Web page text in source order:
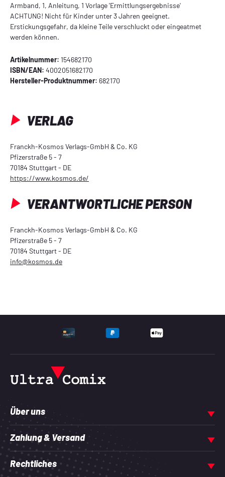
Armband, 1, Anleitung, 1 Vorlage 'Ermittlungsergebnisse'
ACHTUNG! Nicht für Kinder unter 3 Jahren geeignet.
Erstickungsgefahr, da kleine Teile verschluckt oder eingeatmet
werden können.
Artikelnummer: 154682170
ISBN/EAN: 4002051682170
Hersteller-Produktnummer: 682170
VERLAG
Franckh-Kosmos Verlags-GmbH & Co. KG
Pfizerstraße 5 - 7
70184 Stuttgart - DE
https://www.kosmos.de/
VERANTWORTLICHE PERSON
Franckh-Kosmos Verlags-GmbH & Co. KG
Pfizerstraße 5 - 7
70184 Stuttgart - DE
info@kosmos.de
UNTERSTÜTZTE
Über uns
Zahlung & Versand
Rechtliches